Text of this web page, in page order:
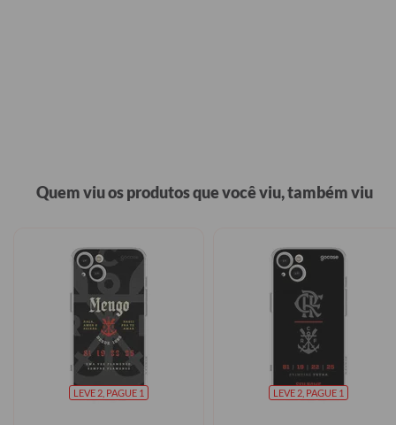
Quem viu os produtos que você viu, também viu
LEVE 2, PAGUE 1 LEVE 2, PAGUE 1